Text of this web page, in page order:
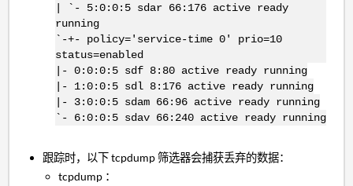
| `- 5:0:0:5 sdar 66:176 active ready
running
`-+- policy='service-time 0' prio=10
status=enabled
|- 0:0:0:5 sdf 8:80 active ready running
|- 1:0:0:5 sdl 8:176 active ready running
|- 3:0:0:5 sdam 66:96 active ready running
`- 6:0:0:5 sdav 66:240 active ready running
跟踪时，以下 tcpdump 筛选器会捕获丢弃的数据：
tcpdump ：